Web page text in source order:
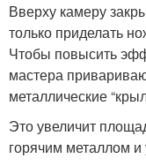
Вверху камеру
только приделать
Чтобы повысить
мастера
металлические
Это увеличит
горячим металлом